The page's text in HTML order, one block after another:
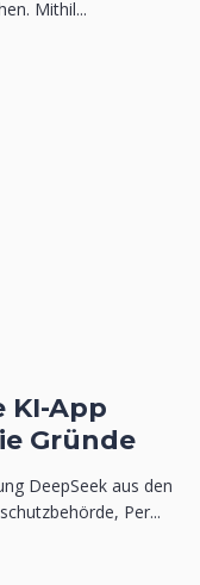
Mithil...
KI-App
Gründe
DeepSeek aus den
Per...